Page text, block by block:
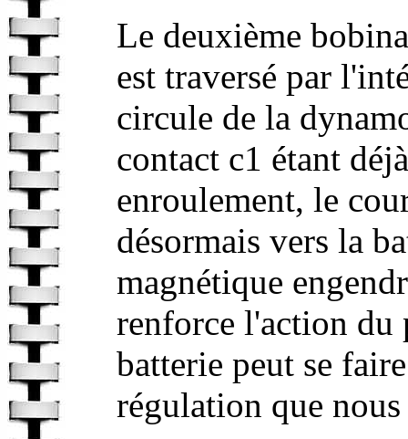
Le deuxième
est traversé par
circule de la
contact c1 étant
enroulement, le
désormais vers la
magnétique
renforce l'action du
batterie peut se
régulation que